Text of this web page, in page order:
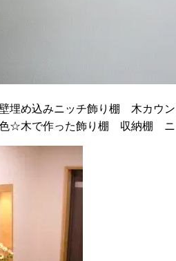
埋め込みニッチ飾り棚 木カウ
色☆木で作った飾り棚 収納棚 ニ